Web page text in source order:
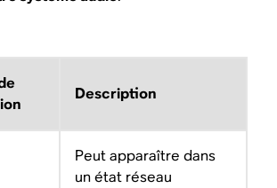
Description
Peut apparaître dans
un état réseau